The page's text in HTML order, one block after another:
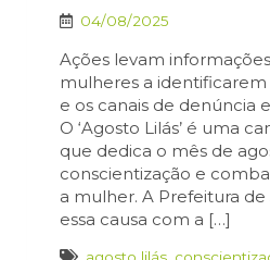
04/08/2025
Ações levam
mulheres a
e os canais de denúncia
O ‘Agosto Lilás’ é uma
que dedica o mês de
conscientização e
a mulher. A Prefeitura de
essa causa com a […]